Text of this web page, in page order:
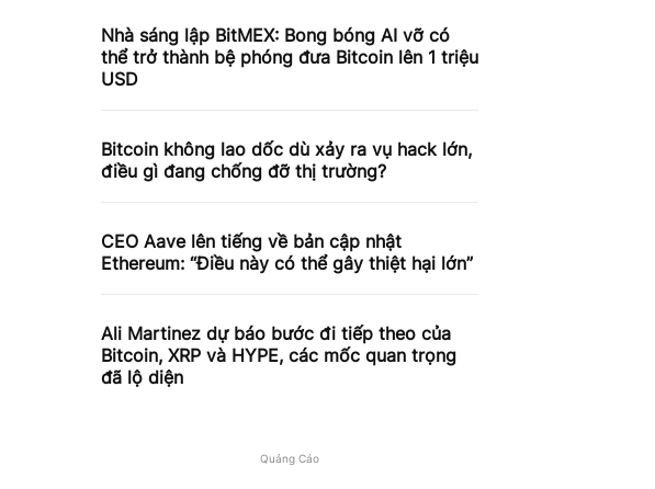
Nhà sáng lập BitMEX: Bong bóng AI vỡ có
thể trở thành bệ phóng đưa Bitcoin lên 1 triệu
USD
Bitcoin không lao dốc dù xảy ra vụ hack lớn,
điều gì đang chống đỡ thị trường?
CEO Aave lên tiếng về bản cập nhật
Ethereum: “Điều này có thể gây thiệt hại lớn”
Ali Martinez dự báo bước đi tiếp theo của
Bitcoin, XRP và HYPE, các mốc quan trọng
đã lộ diện
Quảng Cáo